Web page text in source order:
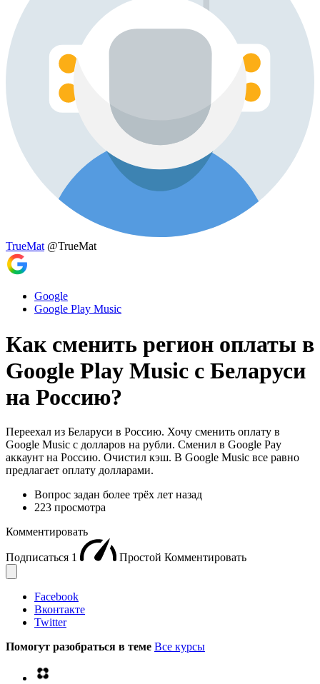
TrueMat @TrueMat
Google
Google Play Music
Как сменить регион оплаты в
Google Play Music с Беларуси
на Россию?
Переехал из Беларуси в Россию. Хочу сменить оплату в
Google Music с долларов на рубли. Сменил в Google Pay
аккаунт на Россию. Очистил кэш. В Google Music все равно
предлагает оплату долларами.
Вопрос задан более трёх лет назад
223 просмотра
Комментировать
Подписаться 1 Простой Комментировать
Facebook
Вконтакте
Twitter
Помогут разобраться в теме Все курсы